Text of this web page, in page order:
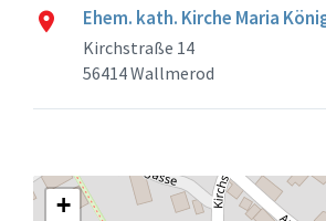
Ehem. kath. Kirche Maria
Kirchstraße 14
56414 Wallmerod
+